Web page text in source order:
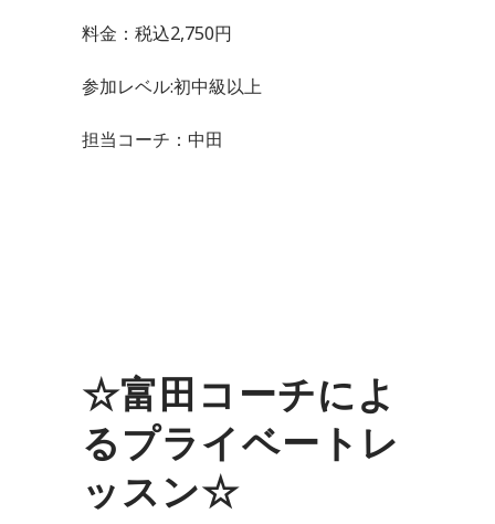
料金：税込2,750円
参加レベル:初中級以上
担当コーチ：中田
☆富田コーチによ
るプライベートレ
ッスン☆